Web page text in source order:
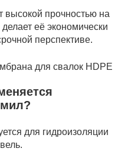
высокой прочностью на
её экономически
перспективе.
для гидроизоляции